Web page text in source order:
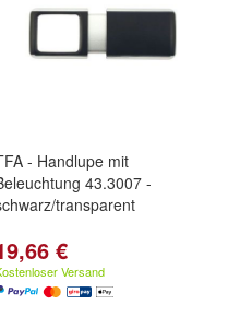
- Handlupe mit
43.3007 -
transparent
€
Versand